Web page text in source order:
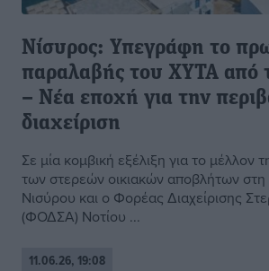
Νίσυρος: Υπεγράφη το
παραλαβής του ΧΥΤΑ από
– Νέα εποχή για την
διαχείριση
Σε μία κομβική εξέλιξη για το μέλλον
των στερεών οικιακών αποβλήτων
Νισύρου και ο Φορέας Διαχείρισης
(ΦΟΔΣΑ) Νοτίου ...
11.06.26, 19:08